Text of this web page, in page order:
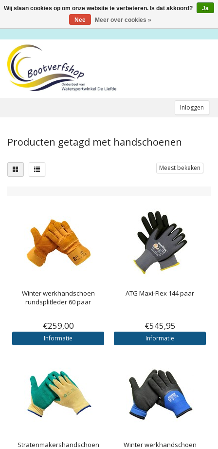
Inloggen
Toggle
Producten getagd met handschoenen
Meest bekeken
Winter werkhandschoen
rundsplitleder 60 paar
€259,00
Informatie
ATG Maxi-Flex 144 paar
€545,95
Informatie
Stratenmakershandschoen
Winter werkhandschoen
Wij slaan cookies op om onze website te verbeteren. Is dat akkoord?
Ja
Nee
Meer over cookies »